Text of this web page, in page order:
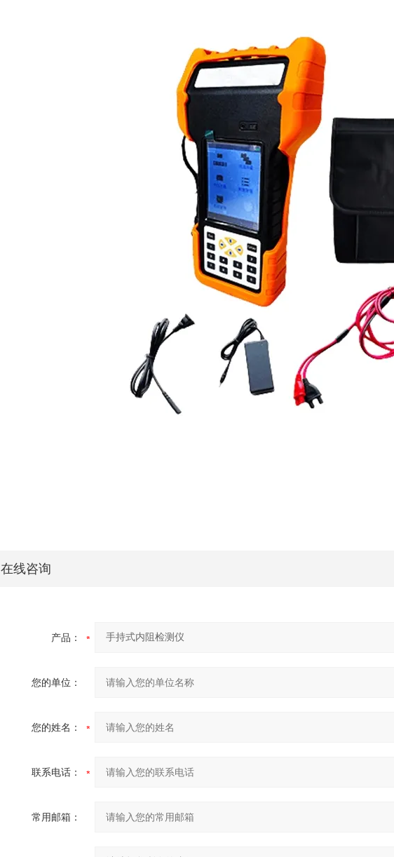
在线咨询
产品：
您的单位：
您的姓名：
联系电话：
常用邮箱：